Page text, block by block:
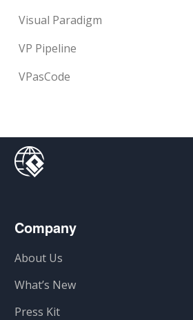
Visual Paradigm
VP Pipeline
VPasCode
Company
About Us
What’s New
Press Kit